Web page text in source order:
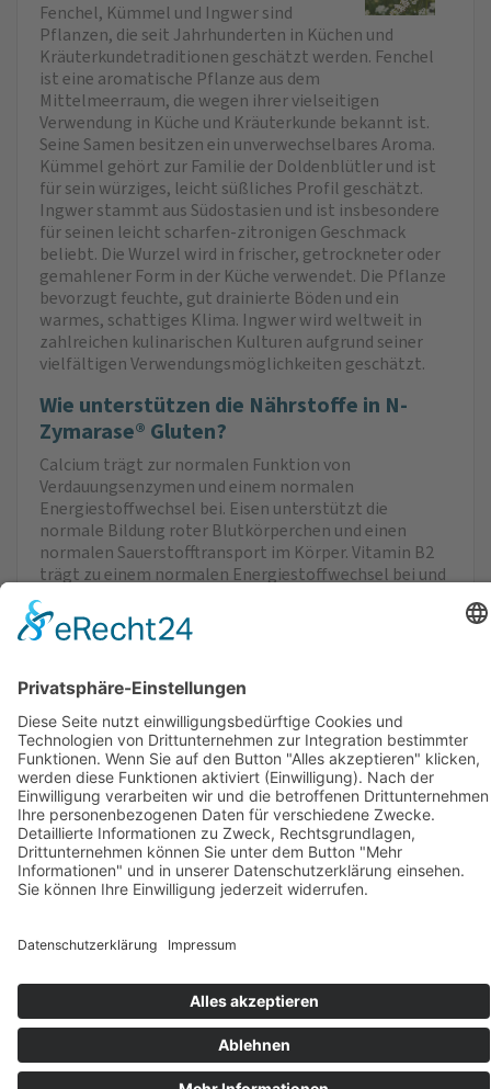
Fenchel, Kümmel und Ingwer sind
Pflanzen, die seit Jahrhunderten in Küchen und
Kräuterkundetraditionen geschätzt werden. Fenchel
ist eine aromatische Pflanze aus dem
Mittelmeerraum, die wegen ihrer vielseitigen
Verwendung in Küche und Kräuterkunde bekannt ist.
Seine Samen besitzen ein unverwechselbares Aroma.
Kümmel gehört zur Familie der Doldenblütler und ist
für sein würziges, leicht süßliches Profil geschätzt.
Ingwer stammt aus Südostasien und ist insbesondere
für seinen leicht scharfen‑zitronigen Geschmack
beliebt. Die Wurzel wird in frischer, getrockneter oder
gemahlener Form in der Küche verwendet. Die Pflanze
bevor­zugt feuchte, gut drainierte Böden und ein
warmes, schattiges Klima. Ingwer wird weltweit in
zahlreichen kulinarischen Kulturen aufgrund seiner
vielfältigen Verwendungsmöglichkeiten geschätzt.
Wie unterstützen die Nährstoffe in N-
Zymarase® Gluten?
Calcium trägt zur normalen Funktion von
Verdauungsenzymen und einem normalen
Energiestoffwechsel bei. Eisen unterstützt die
normale Bildung roter Blutkörperchen und einen
normalen Sauerstofftransport im Körper. Vitamin B2
trägt zu einem normalen Energiestoffwechsel bei und
hilft, die Zellen vor oxidativem Stress zu schützen.
Vitamin B7 trägt ebenfalls zu einem normalen
Energiestoffwechsel bei und unterstützt den
Funktion des Nervensystems.
Verzehrempfehlung
Inhaltsstoffe/Zusammensetzung
FAQ